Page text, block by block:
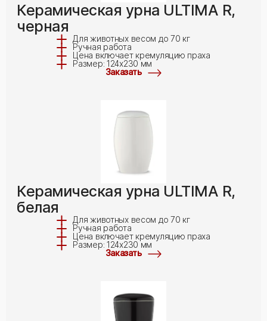
Керамическая урна ULTIMA R,
черная
Заказать
Для животных весом до 70 кг
Ручная работа
Цена включает кремуляцию праха
Размер: 124x230 мм
Керамическая урна ULTIMA R,
белая
Заказать
Для животных весом до 70 кг
Ручная работа
Цена включает кремуляцию праха
Размер: 124x230 мм